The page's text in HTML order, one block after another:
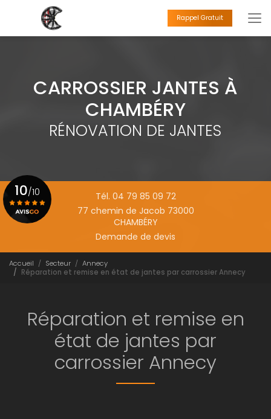
principal
Rappel Gratuit
CARROSSIER JANTES À
CHAMBÉRY
RÉNOVATION DE JANTES
Tél. 04 79 85 09 72
77 chemin de Jacob 73000
CHAMBÉRY
Demande de devis
10/10
Accueil Secteur
Annecy
Réparation et remise en état de jantes par carrossier Annecy
Réparation et remise en
état de jantes par
carrossier Annecy